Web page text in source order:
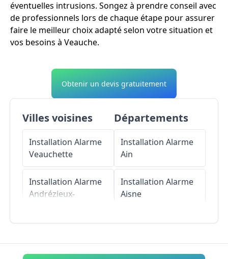
éventuelles intrusions. Songez à prendre conseil avec
de professionnels lors de chaque étape pour assurer
faire le meilleur choix adapté selon votre situation et
vos besoins à Veauche.
Obtenir un devis gratuitement
Villes voisines
Installation Alarme
Veauchette
Installation Alarme
Andrézieux-
Saint-Bonnet-les-
Départements
Installation Alarme
Ain
Installation Alarme
Aisne
Installation Alarme